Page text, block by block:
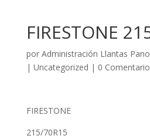
FIRESTONE
por Administración Llantas
| Uncategorized | 0
FIRESTONE
215/70R15